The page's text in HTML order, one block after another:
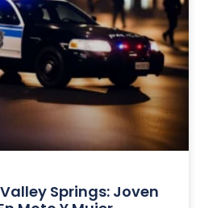
Springs: Joven